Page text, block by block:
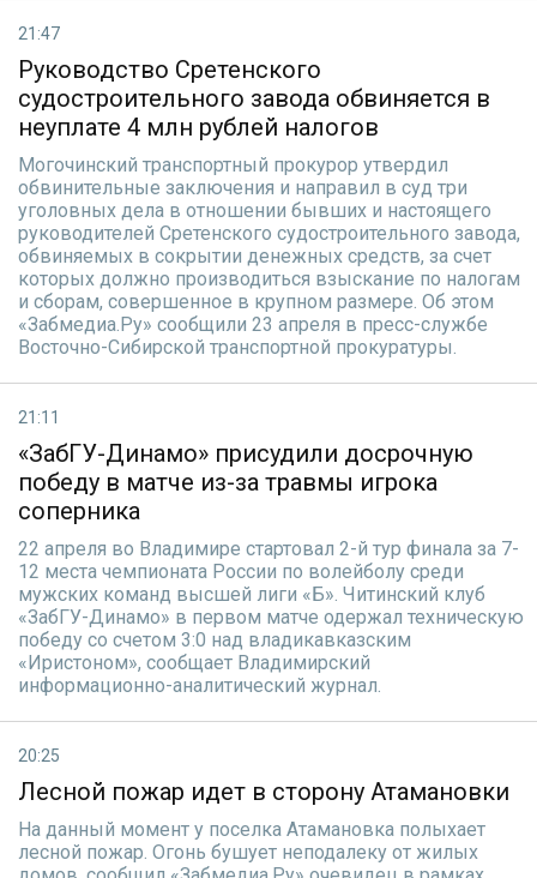
21:47
Руководство Сретенского
судостроительного завода обвиняется в
неуплате 4 млн рублей налогов
Могочинский транспортный прокурор утвердил
обвинительные заключения и направил в суд три
уголовных дела в отношении бывших и настоящего
руководителей Сретенского судостроительного завода,
обвиняемых в сокрытии денежных средств, за счет
которых должно производиться взыскание по налогам
и сборам, совершенное в крупном размере. Об этом
«Забмедиа.Ру» сообщили 23 апреля в пресс-службе
Восточно-Сибирской транспортной прокуратуры.
21:11
«ЗабГУ-Динамо» присудили досрочную
победу в матче из-за травмы игрока
соперника
22 апреля во Владимире стартовал 2-й тур финала за 7-
12 места чемпионата России по волейболу среди
мужских команд высшей лиги «Б». Читинский клуб
«ЗабГУ-Динамо» в первом матче одержал техническую
победу со счетом 3:0 над владикавказским
«Иристоном», сообщает Владимирский
информационно-аналитический журнал.
20:25
Лесной пожар идет в сторону Атамановки
На данный момент у поселка Атамановка полыхает
лесной пожар. Огонь бушует неподалеку от жилых